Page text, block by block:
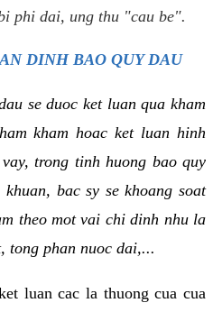
phi dai, ung thu "cau be".
DINH BAO QUY DAU
se duoc ket luan qua kham
kham hoac ket luan hinh
trong tinh huong bao quy
bac sy se khoang soat
theo mot vai chi dinh nhu la
tong phan nuoc dai,...
luan cac la thuong cua cua